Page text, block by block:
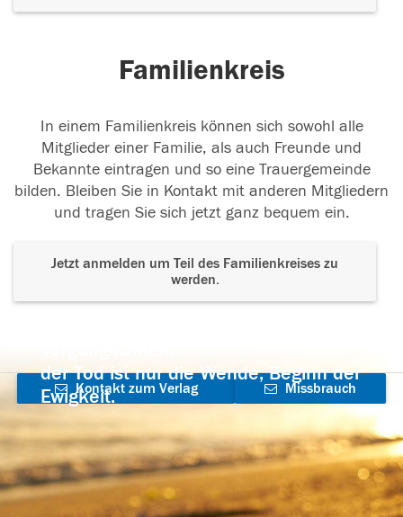
Familienkreis
In einem Familienkreis können sich sowohl alle
Mitglieder einer Familie, als auch Freunde und
Bekannte eintragen und so eine Trauergemeinde
bilden. Bleiben Sie in Kontakt mit anderen Mitgliedern
und tragen Sie sich jetzt ganz bequem ein.
Jetzt anmelden um Teil des Familienkreises zu
werden.
der Tod ist nur die Wende, Beginn der
Ewigkeit.
Kontakt zum Verlag
aufnehmen
Missbrauch